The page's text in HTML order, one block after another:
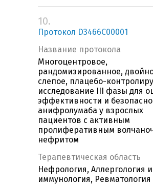
10.
Протокол D3466C00001
Название протокола
Многоцентровое,
рандомизированное,
слепое, плацебо-
исследование III фазы для
эффективности и
анифролумаба у взрослых
пациентов с активным
пролиферативным
нефритом
Терапевтическая область
Нефрология, Аллергология и
иммунология, Ревматология